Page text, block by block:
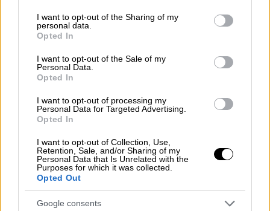
not limited to your visit or usage behaviour. You may click to
grant or deny consent to Google and its third-party tags to
use your data for below specified purposes in below Google
consent section.
I want to opt-out of the Sharing of my
personal data.
Opted In
I want to opt-out of the Sale of my
Personal Data.
Opted In
I want to opt-out of processing my
Personal Data for Targeted Advertising.
Opted In
I want to opt-out of Collection, Use,
Retention, Sale, and/or Sharing of my
Personal Data that Is Unrelated with the
Purposes for which it was collected.
Opted Out
Google consents
πολυήμερη παραμονή τους στη ΜΕΘ, ο
Ρομπέρτο και η Δάφνη (η σύντροφος του
αδικοχαμένου Βάιου Βλάχου), ακόμη δύο νέοι
άνθρωποι που επιβίωσαν από την εφιαλτική
σύγκρουση της 28ης Φεβρουαρίου.
Διασωληνωμένος στοΓενικό Νοσοκομείο
Λάρισαςεξακολουθεί και είναι ο νεαρός
βαγόνι του μοιραίου Intercity.
Εξιτήριο για την 26χρονη Ανυσία
Παράλληλα, το ΑΠΕ-ΜΠΕ μετέδωσε ότι η